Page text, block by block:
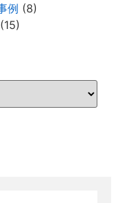
例 (8)
(15)